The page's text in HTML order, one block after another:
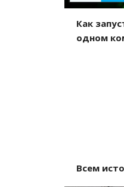
Как
одном
Всем